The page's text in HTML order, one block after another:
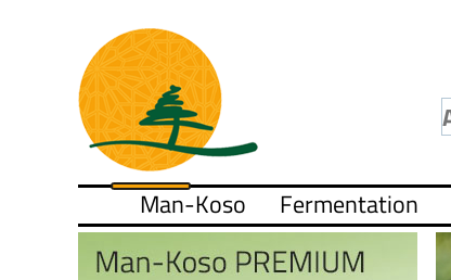
Man-Koso Fermentation